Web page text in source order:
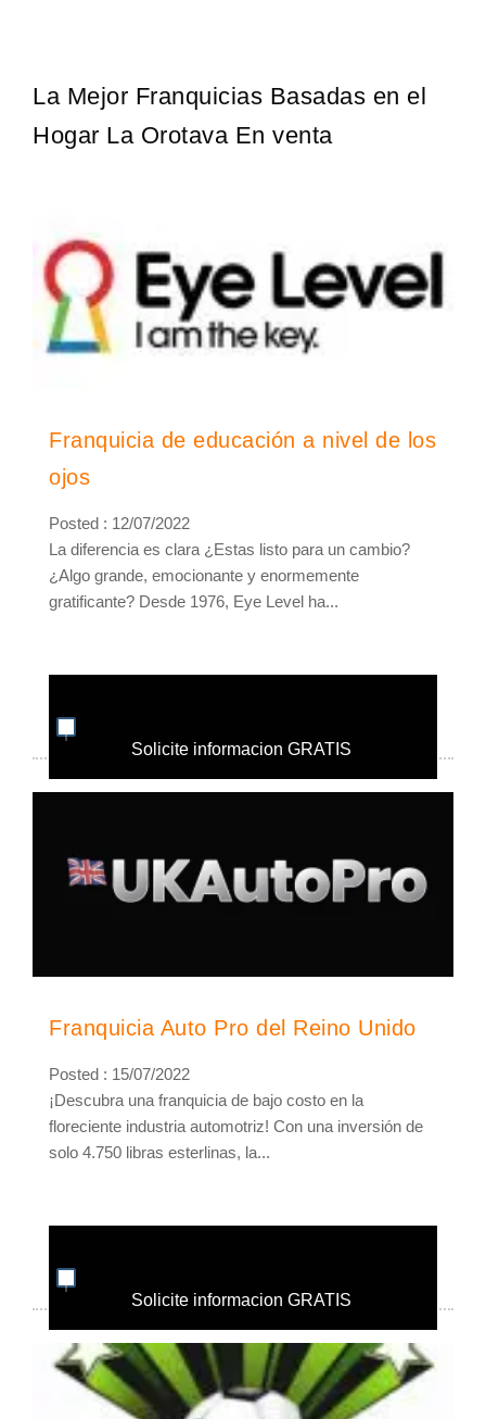
La Mejor Franquicias Basadas en el
Hogar La Orotava En venta
Franquicia de educación a nivel de los
ojos
Posted : 12/07/2022
La diferencia es clara ¿Estas listo para un cambio?
¿Algo grande, emocionante y enormemente
gratificante? Desde 1976, Eye Level ha...
Solicite informacion GRATIS
Franquicia Auto Pro del Reino Unido
Posted : 15/07/2022
¡Descubra una franquicia de bajo costo en la
floreciente industria automotriz! Con una inversión de
solo 4.750 libras esterlinas, la...
Solicite informacion GRATIS